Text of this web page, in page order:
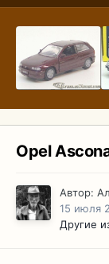
Opel
Автор:
15 июля
Другие